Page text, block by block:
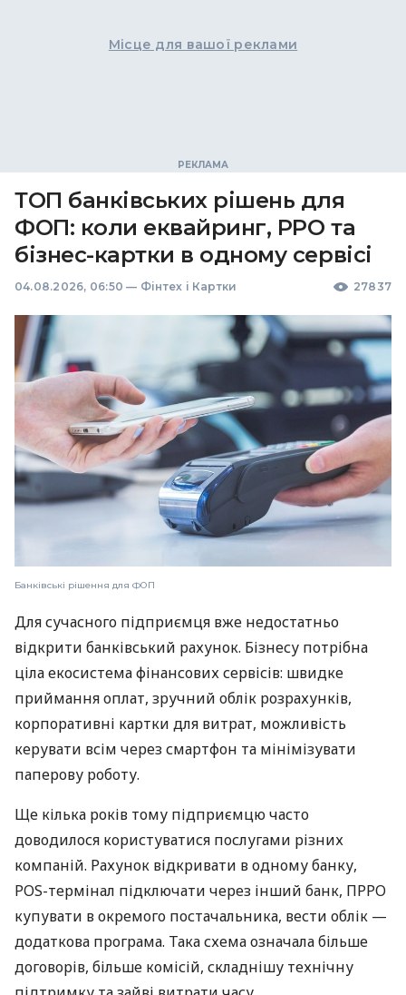
Місце для вашої реклами
ТОП банківських рішень для
ФОП: коли еквайринг, РРО та
бізнес-картки в одному сервісі
04.08.2026, 06:50 — Фінтех і Картки 27837
Банківські рішення для ФОП
Для сучасного підприємця вже недостатньо
відкрити банківський рахунок. Бізнесу потрібна
ціла екосистема фінансових сервісів: швидке
приймання оплат, зручний облік розрахунків,
корпоративні картки для витрат, можливість
керувати всім через смартфон та мінімізувати
паперову роботу.
Ще кілька років тому підприємцю часто
доводилося користуватися послугами різних
компаній. Рахунок відкривати в одному банку,
POS-термінал підключати через інший банк, ПРРО
купувати в окремого постачальника, вести облік —
додаткова програма. Така схема означала більше
договорів, більше комісій, складнішу технічну